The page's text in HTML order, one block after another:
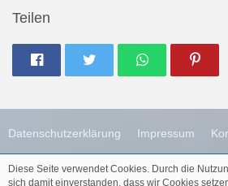
Teilen
Datenschutzerklärung Impressum
Diese Webseite wird betreut
Diese Seite verwendet Cookies. Durch die
sich damit einverstanden, dass wir Cookies